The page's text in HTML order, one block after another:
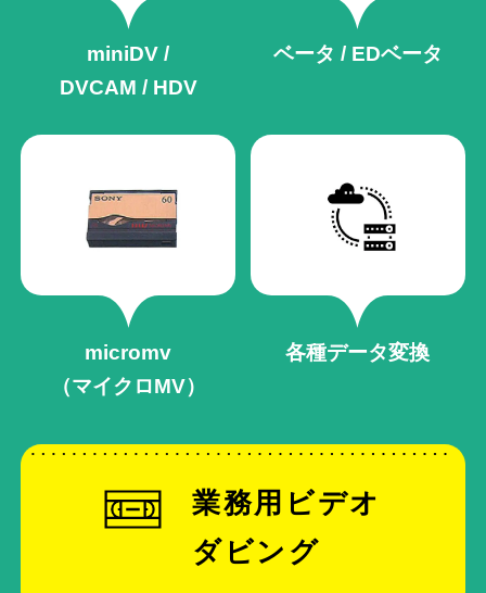
miniDV /
DVCAM / HDV
ベータ / EDベータ
micromv
（マイクロMV）
各種データ変換
業務用ビデオ
ダビング